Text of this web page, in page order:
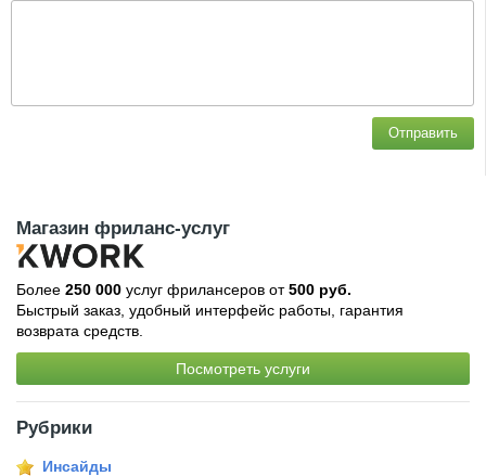
Отправить
Магазин фриланс-услуг
Более 250 000 услуг фрилансеров от500 руб.
Быстрый заказ, удобный интерфейс работы, гарантия
возврата средств.
Посмотреть услуги
Рубрики
Инсайды